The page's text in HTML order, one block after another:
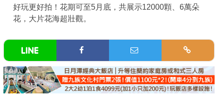
好玩更好拍！花期可至5月底，共展示12000顆、6萬朵
花，大片花海超壯觀。